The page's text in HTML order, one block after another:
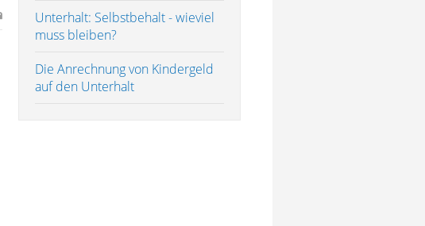
Unterhalt: Selbstbehalt - wieviel
muss bleiben?
Die Anrechnung von Kindergeld
auf den Unterhalt